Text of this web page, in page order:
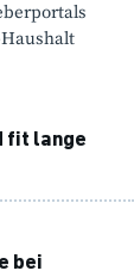
fit lange
bei